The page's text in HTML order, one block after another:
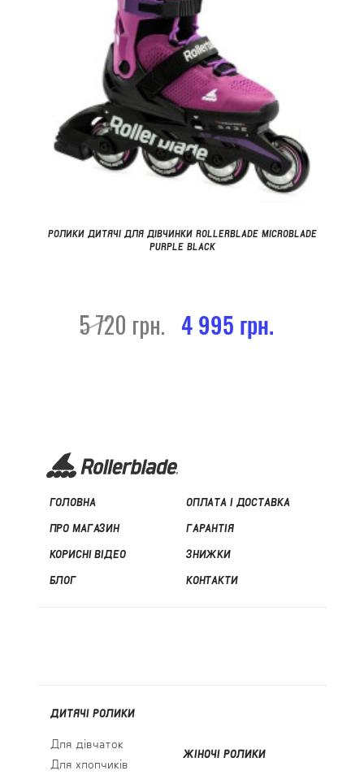
РОЛИКИ ДИТЯЧІ ДЛЯ ДІВЧИНКИ ROLLERBLADE MICROBLADE
PURPLE BLACK
5 720 грн. 4 995 грн.
ГОЛОВНА
ПРО МАГАЗИН
КОРИСНІ ВІДЕО
БЛОГ
ОПЛАТА І ДОСТАВКА
ГАРАНТІЯ
ЗНИЖКИ
КОНТАКТИ
ДИТЯЧІ РОЛИКИ
Для дівчаток
Для хлопчиків
ЖІНОЧІ РОЛИКИ